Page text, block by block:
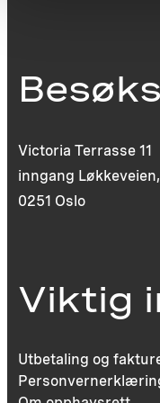
Victoria Terrasse 11
inngang Løkkeveien,
0251 Oslo
Viktig
Utbetaling og